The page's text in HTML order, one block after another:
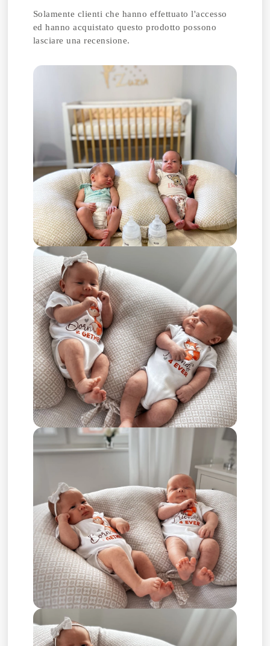
Solamente clienti che hanno effettuato l'accesso
ed hanno acquistato questo prodotto possono
lasciare una recensione.